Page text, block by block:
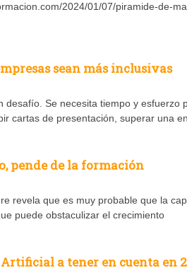
2024/01/07/piramide-de-
sean más inclusivas
desafío. Se necesita tiempo y esfuerzo
cartas de presentación, superar una
pende de la formación
revela que es muy probable que la
puede obstaculizar el crecimiento
a tener en cuenta en